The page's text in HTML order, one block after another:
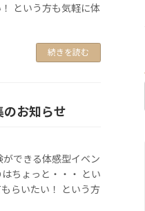
という方も気軽に体
続きを読む
お知らせ
できる体感型イベン
ちょっと・・・ とい
らいたい！ という方